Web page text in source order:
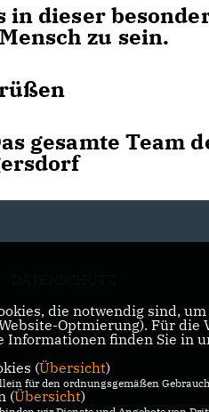
in dieser
zu sein.
gesamte Team
die notwendig sind,
Optmierung). Für
Informationen finden Sie in
(Übersicht)
für den ordnungsgemäßen
(Übersicht)